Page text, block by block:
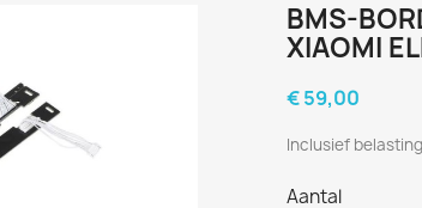
BMS-
XIAOMI
€ 59,00
Inclusief belasting
Aantal